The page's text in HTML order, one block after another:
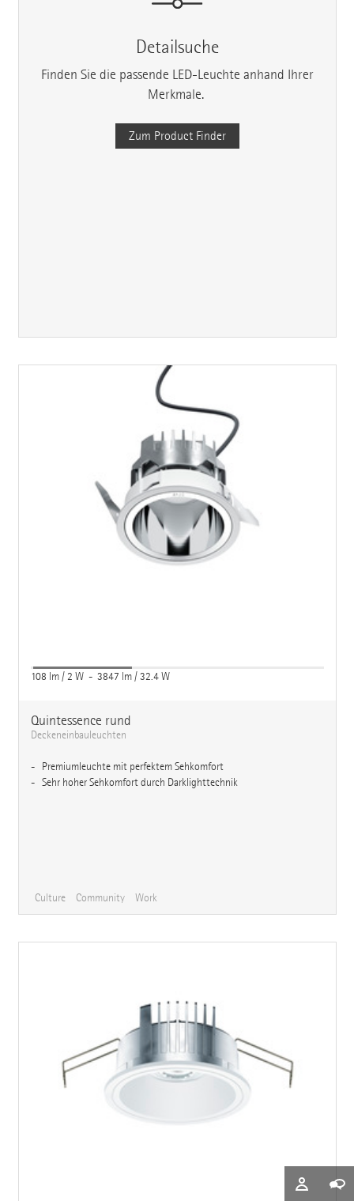
Detailsuche
Finden Sie die passende LED-Leuchte anhand Ihrer
Merkmale.
Zum Product Finder
108 lm / 2 W - 3847 lm / 32.4 W
Quintessence rund
Deckeneinbauleuchten
Premiumleuchte mit perfektem Sehkomfort
Sehr hoher Sehkomfort durch Darklighttechnik
Culture Community Work